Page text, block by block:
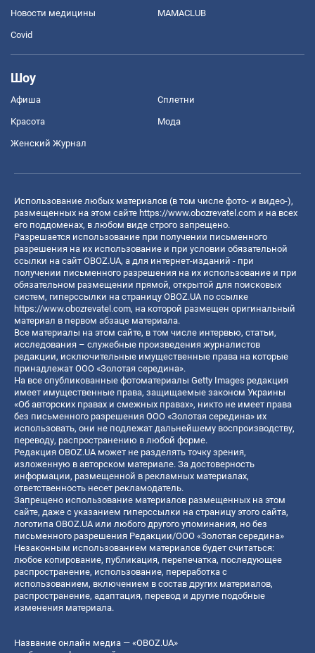
Новости медицины MAMACLUB
Covid
Шоу
Афиша Сплетни
Красота Мода
Женский Журнал
Использование любых материалов (в том числе фото- и видео-),
размещенных на этом сайте https://www.obozrevatel.com и на всех
его поддоменах, в любом виде строго запрещено.
Разрешается использование при получении письменного
разрешения на их использование и при условии обязательной
ссылки на сайт OBOZ.UA, а для интернет-изданий - при
получении письменного разрешения на их использование и при
обязательном размещении прямой, открытой для поисковых
систем, гиперссылки на страницу OBOZ.UA по ссылке
https://www.obozrevatel.com, на которой размещен оригинальный
материал в первом абзаце материала.
Все материалы на этом сайте, в том числе интервью, статьи,
исследования – служебные произведения журналистов
редакции, исключительные имущественные права на которые
принадлежат ООО «Золотая середина».
На все опубликованные фотоматериалы Getty Images редакция
имеет имущественные права, защищаемые законом Украины
«Об авторских правах и смежных правах», никто не имеет права
без письменного разрешения ООО «Золотая середина» их
использовать, они не подлежат дальнейшему воспроизводству,
переводу, распространению в любой форме.
Редакция OBOZ.UA может не разделять точку зрения,
изложенную в авторском материале. За достоверность
информации, размещенной в рекламных материалах,
ответственность несет рекламодатель.
Запрещено использование материалов размещенных на этом
сайте, даже с указанием гиперссылки на страницу этого сайта,
логотипа OBOZ.UA или любого другого упоминания, но без
письменного разрешения Редакции/ООО «Золотая середина»
Незаконным использованием материалов будет считаться:
любое копирование, публикация, перепечатка, последующее
распространение, использование, переработка с
использованием, включением в состав других материалов,
распространение, адаптация, перевод и другие подобные
изменения материала.
Название онлайн медиа — «OBOZ.UA»